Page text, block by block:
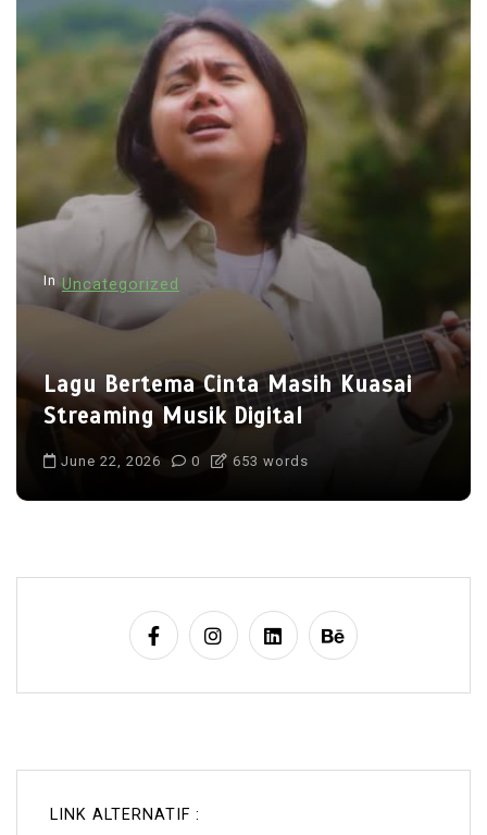
In Uncategorized
Lagu Bertema Cinta Masih Kuasai
Streaming Musik Digital
June 22, 2026 0 653 words
LINK ALTERNATIF :